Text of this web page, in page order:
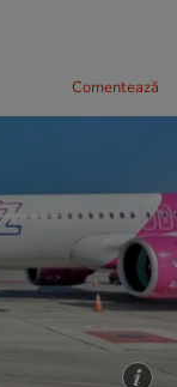
Comentează